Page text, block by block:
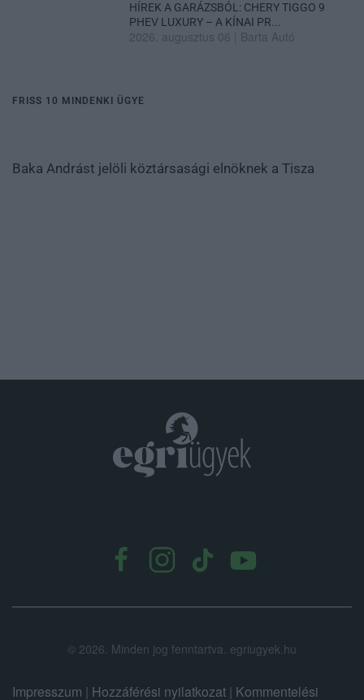
HÍREK A GARÁZSBÓL: CHERY TIGGO 9
PHEV LUXURY – A KÍNAI PR...
2026. augusztus 06 Barta Autó
FRISS 10 MINDENKI ÜGYE
Baka Andrást jelöli köztársasági elnöknek a Tisza
© 2026. Minden jog fenntartva. egriugyek.hu
Impresszum | Hozzáférési nyilatkozat | Kommentelési